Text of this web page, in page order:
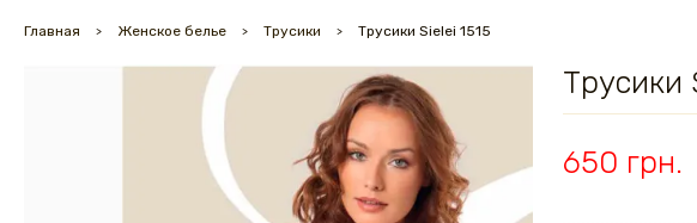
Главная Женское белье Трусики Трусики Sielei 1515
Трусики
650 грн.